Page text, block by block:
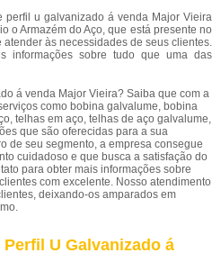
perfil u galvanizado á venda Major Vieira
o Armazém do Aço, que está presente no
às necessidades de seus clientes.
informações sobre tudo que uma das
á venda Major Vieira? Saiba que com a
como bobina galvalume, bobina
telhas em aço, telhas de aço galvalume,
que são oferecidas para a sua
de seu segmento, a empresa consegue
cuidadoso e que busca a satisfação do
para obter mais informações sobre
com excelente. Nosso atendimento
deixando-os amparados em
U Galvanizado á